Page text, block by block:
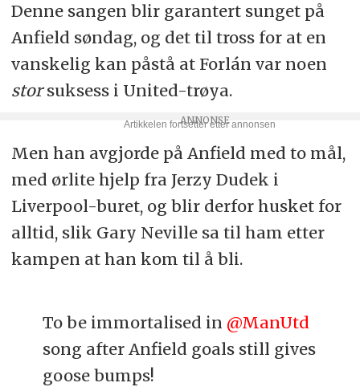
Denne sangen blir garantert sunget på
Anfield søndag, og det til tross for at en
vanskelig kan påstå at Forlán var noen
storsuksess i United-trøya.
Men han avgjorde på Anfield med to mål,
med ørlite hjelp fra Jerzy Dudek i
Liverpool-buret, og blir derfor husket for
alltid, slik Gary Neville sa til ham etter
kampen at han kom til å bli.
To be immortalised in @ManUtd
song after Anfield goals still gives
goose bumps!